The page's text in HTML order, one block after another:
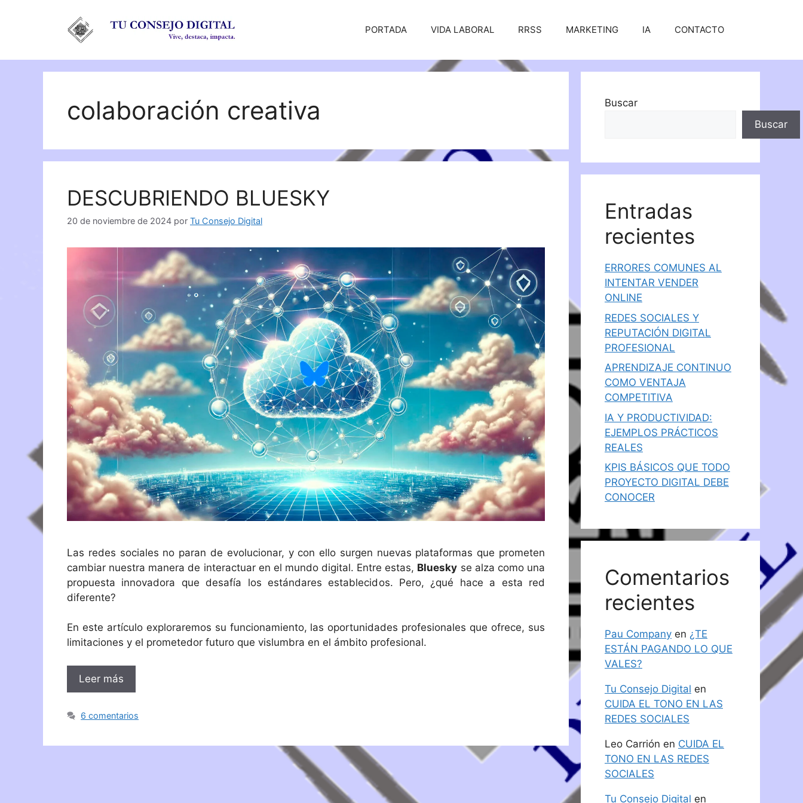
PORTADA VIDA LABORAL RRSS MARKETING IA CONTACTO
colaboración creativa
DESCUBRIENDO BLUESKY
20 de noviembre de 2024 por Tu Consejo Digital
Las redes sociales no paran de evolucionar, y con ello surgen nuevas plataformas que prometen
cambiar nuestra manera de interactuar en el mundo digital. Entre estas, Bluesky se alza como una
propuesta innovadora que desafía los estándares establecidos. Pero, ¿qué hace a esta red
diferente?
En este artículo exploraremos su funcionamiento, las oportunidades profesionales que ofrece, sus
limitaciones y el prometedor futuro que vislumbra en el ámbito profesional.
Leer más
6 comentarios
Buscar
Buscar
Entradas
recientes
ERRORES COMUNES AL
INTENTAR VENDER
ONLINE
REDES SOCIALES Y
REPUTACIÓN DIGITAL
PROFESIONAL
APRENDIZAJE CONTINUO
COMO VENTAJA
COMPETITIVA
IA Y PRODUCTIVIDAD:
EJEMPLOS PRÁCTICOS
REALES
KPIS BÁSICOS QUE TODO
PROYECTO DIGITAL DEBE
CONOCER
Comentarios
recientes
Pau Company en ¿TE
ESTÁN PAGANDO LO QUE
VALES?
Tu Consejo Digital en
CUIDA EL TONO EN LAS
REDES SOCIALES
Leo Carrión en CUIDA EL
TONO EN LAS REDES
SOCIALES
Tu Consejo Digital en